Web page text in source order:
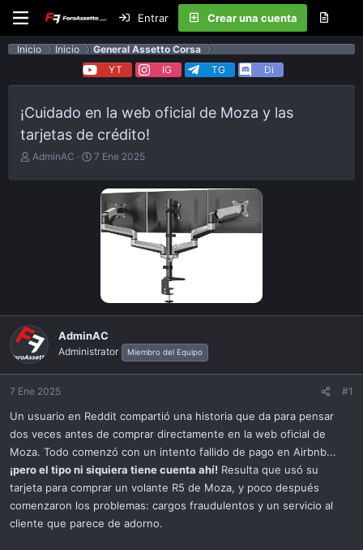
Entrar Crear una cuenta
Inicio Inicio
General Assetto Corsa
YT
IG TG Di
¡Cuidado en la web oficial de Moza y las
tarjetas de crédito!
E
a
AdminAC
F
i
c
a
i
7 Ene 2025
AdminAC
Administrator Miembro del Equipo
7 Ene 2025 #1
Un usuario en Reddit compartió una historia que da para pensar
dos veces antes de comprar directamente en la web oficial de
Moza. Todo comenzó con un intento fallido de pago en Airbnb...
¡pero el tipo ni siquiera tiene cuenta ahí! Resulta que usó su
tarjeta para comprar un volante R5 de Moza, y poco después
comenzaron los problemas: cargos fraudulentos y un servicio al
cliente que parece de adorno.